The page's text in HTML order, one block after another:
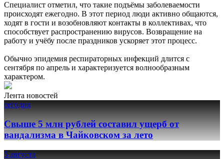
Специалист отметил, что такие подъёмы заболеваемости
происходят ежегодно. В этот период люди активно общаются,
ходят в гости и возобновляют контакты в коллективах, что
способствует распространению вирусов. Возвращение на
работу и учёбу после праздников ускоряет этот процесс.
Обычно эпидемия респираторных инфекций длится с
сентября по апрель и характеризуется волнообразным
характером.
Лента новостей
сегодня
Свыше 5 млн рублей составил ущерб от
вандализма в Чайковском за лето
5 августа